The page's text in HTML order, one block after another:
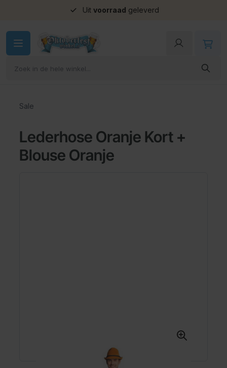
Uit voorraad geleverd
Sale
Lederhose Oranje Kort +
Blouse Oranje